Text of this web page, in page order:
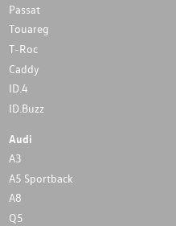
Passat
Touareg
T-Roc
Caddy
ID.4
ID.Buzz
Audi
A3
A5 Sportback
A8
Q5